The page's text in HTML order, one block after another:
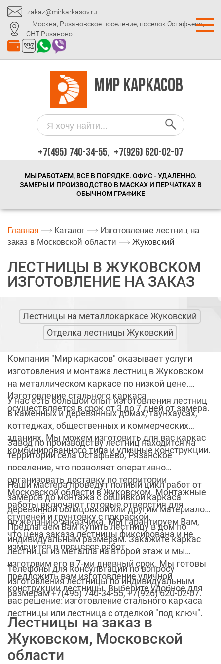
zakaz@mirkarkasov.ru
г. Москва, Рязановское поселение, поселок Остафьево,
СНТ Рязаново
МИР КАРКАСОВ
+7(495) 740-34-55, +7(926) 620-02-07
МЫ РАБОТАЕМ, ВСЕ В ПОРЯДКЕ. ОФИС - УДАЛЕННО.
ЗАМЕРЫ И ПРОИЗВОДСТВО В МАСКАХ И ПЕРЧАТКАХ В
ОБЫЧНОМ ГРАФИКЕ
Главная Каталог
Изготовление лестниц на
заказ в Московской области
Жуковский
ЛЕСТНИЦЫ В ЖУКОВСКОМ
ИЗГОТОВЛЕНИЕ НА ЗАКАЗ
Лестницы на металлокаркасе Жуковский
Отделка лестницы Жуковский
Компания "Мир каркасов" оказывает услуги
изготовления и монтажа лестниц в Жуковском
на металлическом каркасе по низкой цене.
Изготовление стального каркаса
осуществляется в срок от 3 до 7 дней от замера.
У нас есть большой опыт изготовления лестниц
в каменных и деревянных домах, таунхаусах,
коттеджах, общественных и коммерческих
зданиях. Мы можем изготовить для вас каркас
комбинированного типа и уличные конструкции.
Завод по производству лестниц находится на
территории села Остафьево, Рязанское
поселение, что позволяет оперативно
организовать доставку по территории
Московской области в Жуковском. Монтажные
работы включают готовые отверстия для
ступеней и грунтовку с покраской.
Наши мастера проведут полный цикл работ от
замеров до монтажа с обшивкой каркаса
деревянной облицовкой или другим материалом
по желанию заказчика. Мы гарантируем Вам,
что цена заказа лестницы фиксирована и не
изменится в процессе работ.
Предлагаем Вам купить лестницу в дом по
индивидуальным размерам. Закажите каркас
лестницы из металла на второй этаж и мы
изготовим его в 7-ми дневный срок. Мы готовы
предложить вам изготовление уличной
конструкции лестницы. Выберите удобное для
вас решение: изготовление стального каркаса
лестницы или лестница с отделкой "под ключ".
Телефоны для консультации по вопросу
изготовления лестницы по индивидуальным
размерам +7(495) 740-34-55, +7(926) 620-02-07.
Лестницы на заказ в
Жуковском, Московской
области